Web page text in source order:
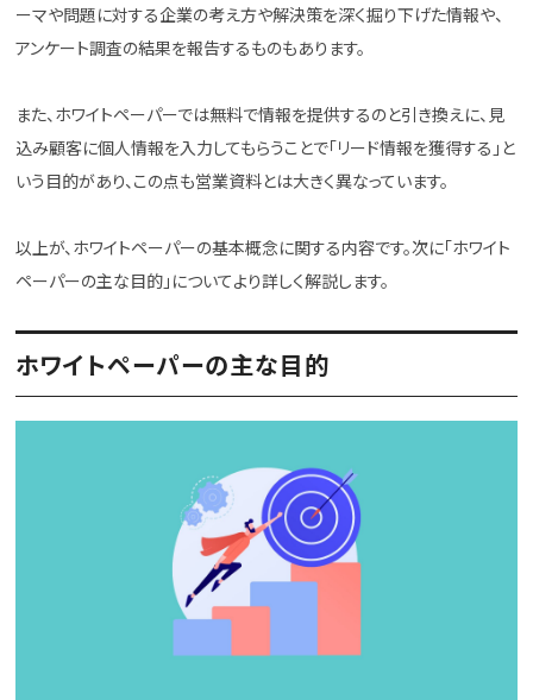
ーマや問題に対する企業の考え方や解決策を深く掘り下げた情報や、
アンケート調査の結果を報告するものもあります。
また、ホワイトペーパーでは無料で情報を提供するのと引き換えに、見
込み顧客に個人情報を入力してもらうことで「リード情報を獲得する」と
いう目的があり、この点も営業資料とは大きく異なっています。
以上が、ホワイトペーパーの基本概念に関する内容です。次に「ホワイト
ペーパーの主な目的」についてより詳しく解説します。
ホワイトペーパーの主な目的